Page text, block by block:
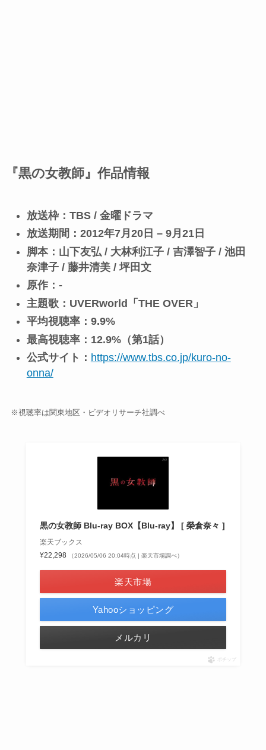
『黒の女教師』作品情報
放送枠：TBS / 金曜ドラマ
放送期間：2012年7月20日 – 9月21日
脚本：山下友弘 / 大林利江子 / 吉澤智子 / 池田
奈津子 / 藤井清美 / 坪田文
原作：-
主題歌：UVERworld「THE OVER」
平均視聴率：9.9%
最高視聴率：12.9%（第1話）
公式サイト： https://www.tbs.co.jp/kuro-no-
onna/
※視聴率は関東地区・ビデオリサーチ社調べ
黒の女教師 Blu-ray BOX【Blu-ray】 [ 榮倉奈々 ]
楽天ブックス
¥22,298
（2026/05/06 20:04時点 | 楽天市場調べ）
楽天市場
Yahooショッピング
メルカリ
ポチップ